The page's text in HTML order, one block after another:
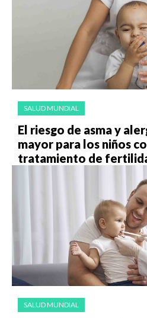
SALUD MUNDIAL
El riesgo de asma y
mayor para los niños
tratamiento de
SALUD MUNDIAL